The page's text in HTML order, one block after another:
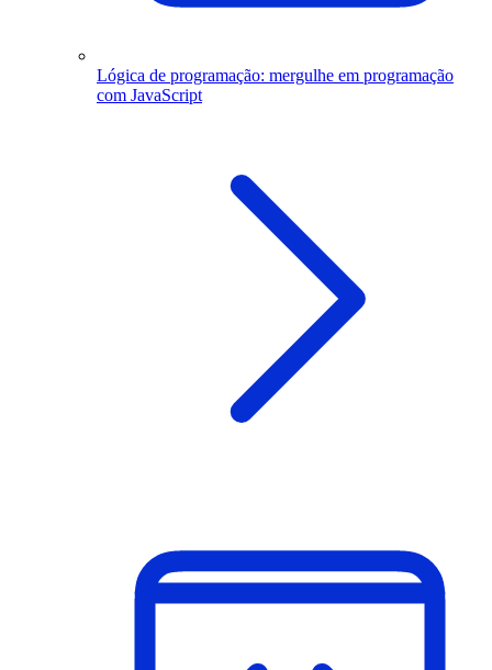
Lógica de programação: mergulhe em programação
com JavaScript